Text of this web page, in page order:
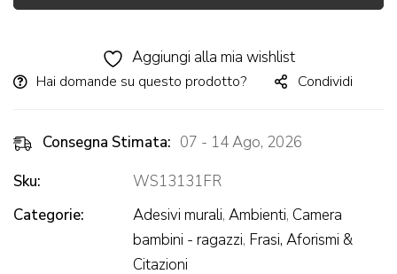
Aggiungi alla mia wishlist
Hai domande su questo prodotto? Condividi
Consegna Stimata: 07 - 14 Ago, 2026
Sku:
WS13131FR
Categorie:
Adesivi murali, Ambienti, Camera
bambini - ragazzi, Frasi, Aforismi &
Citazioni